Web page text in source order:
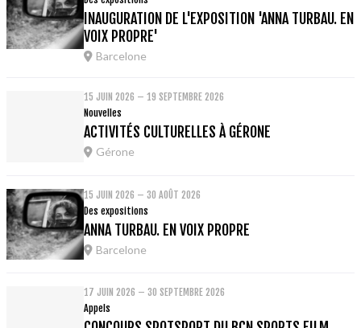
INAUGURATION DE L'EXPOSITION 'ANNA TURBAU. EN
VOIX PROPRE'
Barcelone
15 JUIN 2026 – 19 SEPTEMBRE 2026
Nouvelles
ACTIVITÉS CULTURELLES À GÉRONE
Gérone
15 JUIN 2026 – 30 AOÛT 2026
Des expositions
ANNA TURBAU. EN VOIX PROPRE
Barcelone
17 JUIN 2026 – 30 SEPTEMBRE 2026
Appels